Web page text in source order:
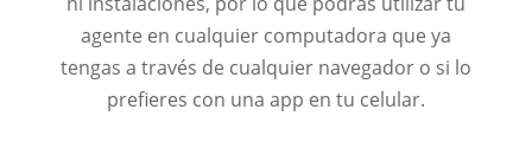
agente en cualquier computadora que ya
tengas a través de cualquier navegador o si lo
prefieres con una app en tu celular.